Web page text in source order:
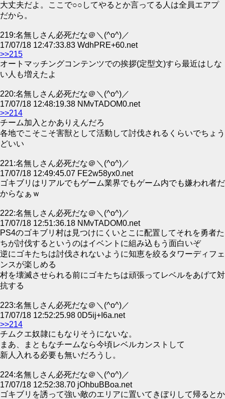
大丈夫だよ。ここで○○してやるとか言ってる人は全員エアプ
だから。
219:名無しさん必死だな＠＼(^o^)／
17/07/18 12:47:33.83 WdhPRE+60.net
>>215
オートマッチングコンテンツでの挨拶(定型文)すら最近はしな
い人も増えたよ
220:名無しさん必死だな＠＼(^o^)／
17/07/18 12:48:19.38 NMvTADOM0.net
>>214
チーム加入とかありえんだろ
各地でこそこそ害獣として活動して討伐されるくらいでちょう
どいい
221:名無しさん必死だな＠＼(^o^)／
17/07/18 12:49:45.07 FE2w58yx0.net
ゴキブリはリアルでもゲーム業界でもゲーム内でも嫌われ者だ
からなぁｗ
222:名無しさん必死だな＠＼(^o^)／
17/07/18 12:51:36.18 NMvTADOM0.net
PS4のゴキブリ村は見つけにくいとこに配置してそれを勇者た
ちが討伐するというのはイベントに組み込もう面白いぞ
逆にゴキたちは討伐されないように知恵を絞るタワーディフェ
ンスが楽しめる
村を壊滅させられる前にゴキたちは頑張ってレベルをあげて対
抗する
223:名無しさん必死だな＠＼(^o^)／
17/07/18 12:52:25.98 0D5ij+I6a.net
>>214
チムクエ奴隷にもなりそうにないな。
まあ、まともなチームなら今頃レベルカンストして
新人入れる必要も無いだろうし。
224:名無しさん必死だな＠＼(^o^)／
17/07/18 12:52:38.70 jOhbuBBoa.net
ゴキブリを誘って強い敵のエリアに置いてきぼりして帰るとか